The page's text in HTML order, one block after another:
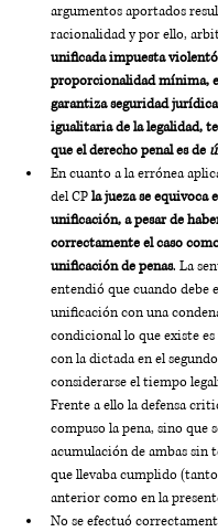
argumentos aportados
racionalidad y por ello,
unificada impuesta
proporcionalidad mínima,
garantiza seguridad
igualitaria de la legalidad,
que el derecho penal es de
En cuanto a la errónea
del CP la jueza se equivoca
unificación, a pesar de
correctamente el caso
unificación de penas. La
entendió que cuando debe
unificación con una
condicional lo que existe
con la dictada en el
considerarse el tiempo
Frente a ello la defensa
compuso la pena, sino que
acumulación de ambas sin
que llevaba cumplido
anterior como en la
No se efectuó